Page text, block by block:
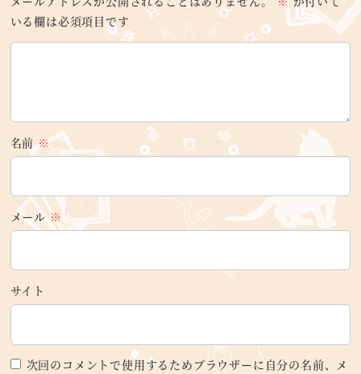
いる欄は必須項目です
名前※
メール※
サイト
次回のコメントで使用するためブラウザーに自分の名前、メ